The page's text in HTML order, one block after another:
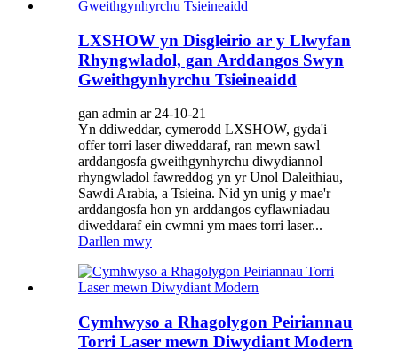
LXSHOW yn Disgleirio ar y Llwyfan
Rhyngwladol, gan Arddangos Swyn
Gweithgynhyrchu Tsieineaidd
gan admin ar 24-10-21
Yn ddiweddar, cymerodd LXSHOW, gyda'i
offer torri laser diweddaraf, ran mewn sawl
arddangosfa gweithgynhyrchu diwydiannol
rhyngwladol fawreddog yn yr Unol Daleithiau,
Sawdi Arabia, a Tsieina. Nid yn unig y mae'r
arddangosfa hon yn arddangos cyflawniadau
diweddaraf ein cwmni ym maes torri laser...
Darllen mwy
Cymhwyso a Rhagolygon Peiriannau
Torri Laser mewn Diwydiant Modern